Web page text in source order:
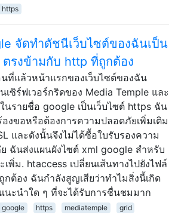
https
จัดทำดัชนีเว็บไซต์ของฉันเป็น
ตรงข้ามกับ http ที่ถูกต้อง
นที่แล้วหน้าแรกของเว็บไซต์ของฉัน
เซิร์ฟเวอร์กริดของ Media Temple และ
นรายชื่อ google เป็นเว็บไซต์ https ฉัน
องขอหรือต้องการความปลอดภัยเพิ่มเติม
และดังนั้นจึงไม่ได้ซื้อใบรับรองความ
ฉันส่งแผนผังไซต์ xml google สำหรับ
เพิ่ม. htaccess เปลี่ยนเส้นทางไปยังไฟล์
กต้อง ฉันกำลังสูญเสียว่าทำไมสิ่งนี้เกิด
นะนำใด ๆ ที่จะได้รับการชื่นชมมาก
google https mediatemple grid